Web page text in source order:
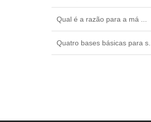
Qual é a razão para a má ...
Quatro bases básicas para s...